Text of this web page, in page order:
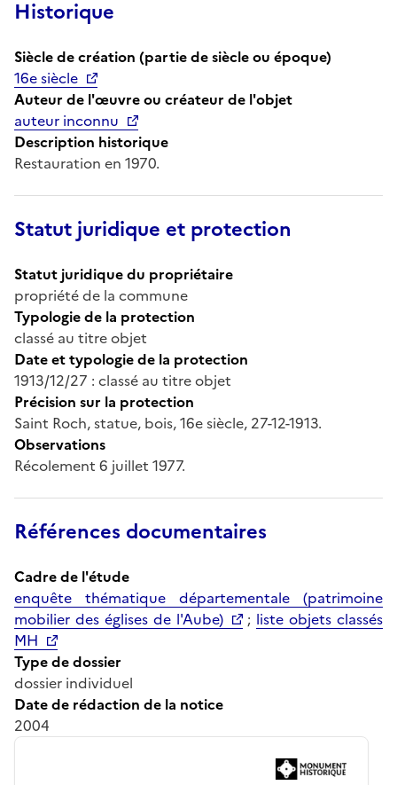
Historique
Siècle de création (partie de siècle ou époque)
16e siècle
Auteur de l'œuvre ou créateur de l'objet
auteur inconnu
Description historique
Restauration en 1970.
Statut juridique et protection
Statut juridique du propriétaire
propriété de la commune
Typologie de la protection
classé au titre objet
Date et typologie de la protection
1913/12/27 : classé au titre objet
Précision sur la protection
Saint Roch, statue, bois, 16e siècle, 27-12-1913.
Observations
Récolement 6 juillet 1977.
Références documentaires
Cadre de l'étude
enquête thématique départementale (patrimoine
mobilier des églises de l'Aube)
; liste objets classés
MH
Type de dossier
dossier individuel
Date de rédaction de la notice
2004